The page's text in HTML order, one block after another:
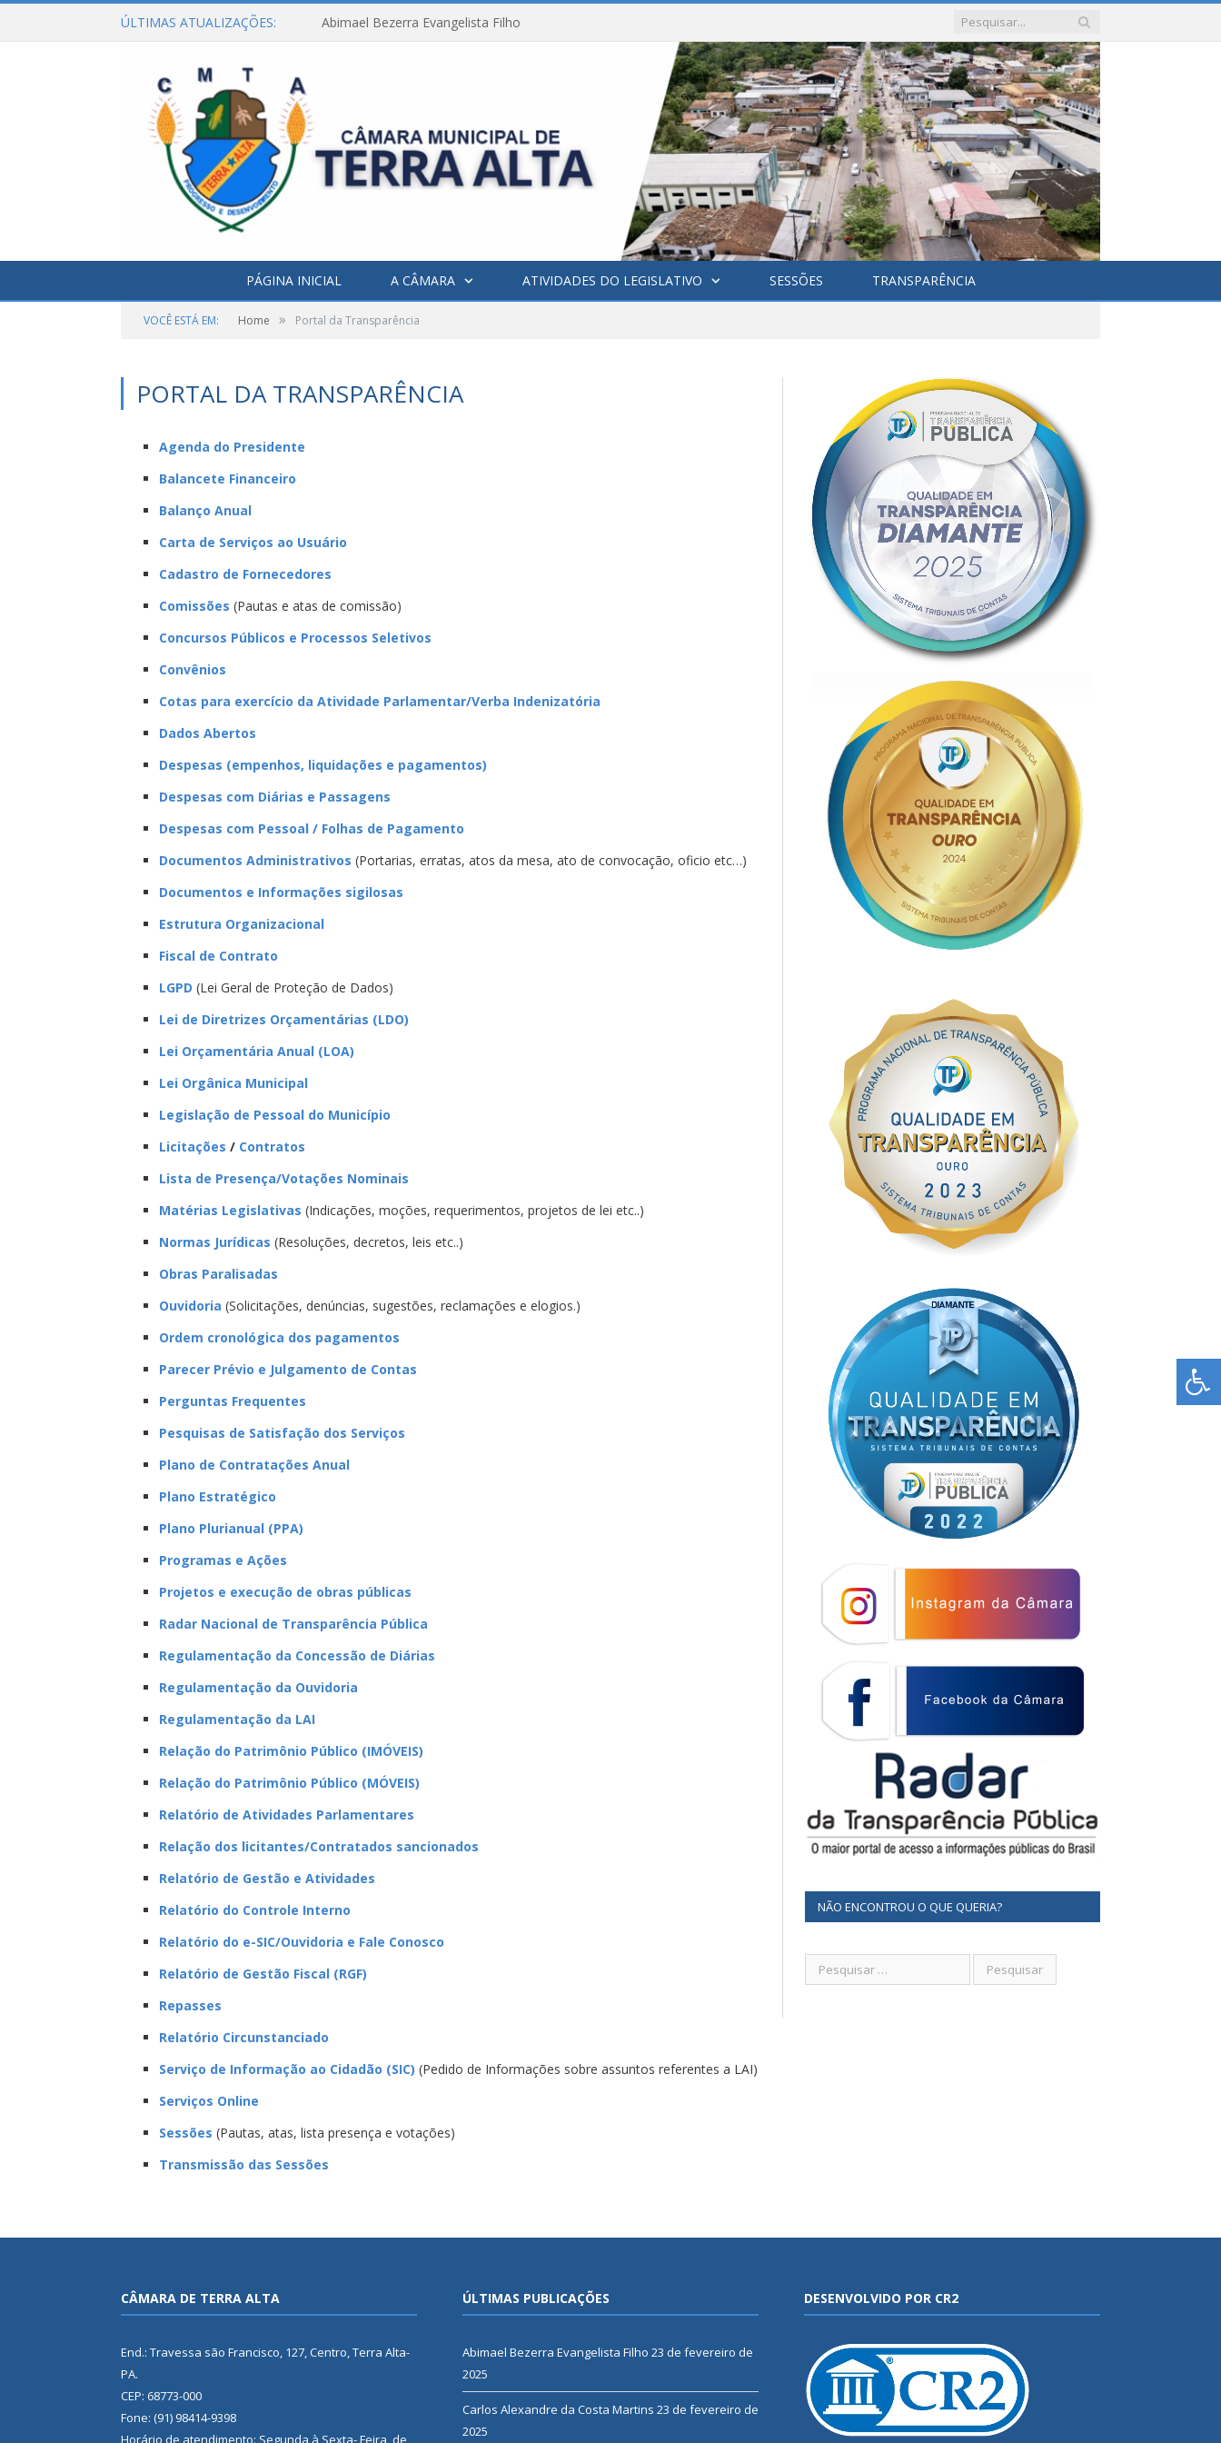
ÚLTIMAS ATUALIZAÇÕES: Abimael Bezerra Evangelista Filho
PÁGINA INICIAL A CÂMARA ATIVIDADES DO LEGISLATIVO SESSÕES TRANSPARÊNCIA
VOCÊ ESTÁ EM: Home » Portal da Transparência
PORTAL DA TRANSPARÊNCIA
Agenda do Presidente
Balancete Financeiro
Balanço Anual
Carta de Serviços ao Usuário
Cadastro de Fornecedores
Comissões (Pautas e atas de comissão)
Concursos Públicos e Processos Seletivos
Convênios
Cotas para exercício da Atividade Parlamentar/Verba Indenizatória
Dados Abertos
Despesas (empenhos, liquidações e pagamentos)
Despesas com Diárias e Passagens
Despesas com Pessoal / Folhas de Pagamento
Documentos Administrativos (Portarias, erratas, atos da mesa, ato de convocação, oficio etc…)
Documentos e Informações sigilosas
Estrutura Organizacional
Fiscal de Contrato
LGPD (Lei Geral de Proteção de Dados)
Lei de Diretrizes Orçamentárias (LDO)
Lei Orçamentária Anual (LOA)
Lei Orgânica Municipal
Legislação de Pessoal do Município
Licitações / Contratos
Lista de Presença/Votações Nominais
Matérias Legislativas (Indicações, moções, requerimentos, projetos de lei etc..)
Normas Jurídicas (Resoluções, decretos, leis etc..)
Obras Paralisadas
Ouvidoria (Solicitações, denúncias, sugestões, reclamações e elogios.)
Ordem cronológica dos pagamentos
Parecer Prévio e Julgamento de Contas
Perguntas Frequentes
Pesquisas de Satisfação dos Serviços
Plano de Contratações Anual
Plano Estratégico
Plano Plurianual (PPA)
Programas e Ações
Projetos e execução de obras públicas
Radar Nacional de Transparência Pública
Regulamentação da Concessão de Diárias
Regulamentação da Ouvidoria
Regulamentação da LAI
Relação do Patrimônio Público (IMÓVEIS)
Relação do Patrimônio Público (MÓVEIS)
Relatório de Atividades Parlamentares
Relação dos licitantes/Contratados sancionados
Relatório de Gestão e Atividades
Relatório do Controle Interno
Relatório do e-SIC/Ouvidoria e Fale Conosco
Relatório de Gestão Fiscal (RGF)
Repasses
Relatório Circunstanciado
Serviço de Informação ao Cidadão (SIC) (Pedido de Informações sobre assuntos referentes a LAI)
Serviços Online
Sessões (Pautas, atas, lista presença e votações)
Transmissão das Sessões
NÃO ENCONTROU O QUE QUERIA?
CÂMARA DE TERRA ALTA
End.: Travessa são Francisco, 127, Centro, Terra Alta-
PA.
CEP: 68773-000
Fone: (91) 98414-9398
Horário de atendimento: Segunda à Sexta- Feira, de
ÚLTIMAS PUBLICAÇÕES
Abimael Bezerra Evangelista Filho 23 de fevereiro de
2025
Carlos Alexandre da Costa Martins 23 de fevereiro de
2025
DESENVOLVIDO POR CR2